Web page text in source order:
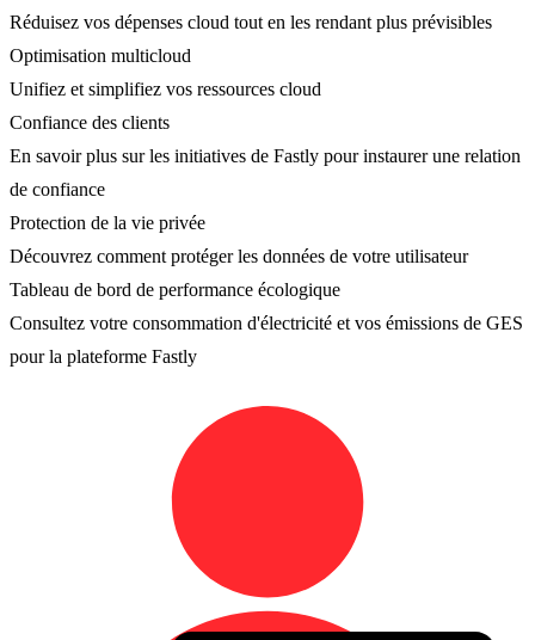
Réduisez vos dépenses cloud tout en les rendant plus prévisibles
Optimisation multicloud
Unifiez et simplifiez vos ressources cloud
Confiance des clients
En savoir plus sur les initiatives de Fastly pour instaurer une relation
de confiance
Protection de la vie privée
Découvrez comment protéger les données de votre utilisateur
Tableau de bord de performance écologique
Consultez votre consommation d'électricité et vos émissions de GES
pour la plateforme Fastly